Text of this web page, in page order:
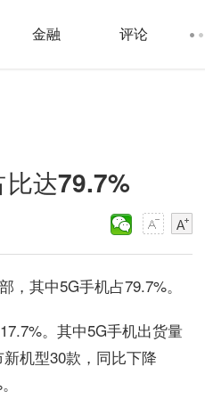
金融 评论
达79.7%
其中5G手机占79.7%。
。其中5G手机出货量
机型30款，同比下降